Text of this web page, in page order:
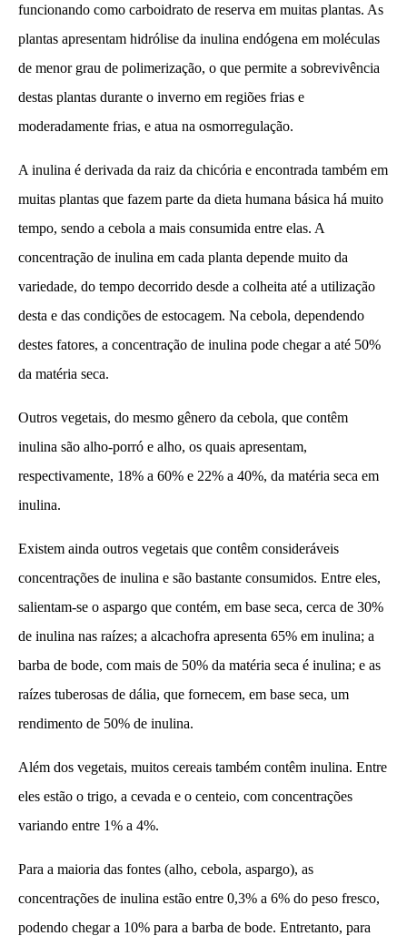
funcionando como carboidrato de reserva em muitas plantas. As
plantas apresentam hidrólise da inulina endógena em moléculas
de menor grau de polimerização, o que permite a sobrevivência
destas plantas durante o inverno em regiões frias e
moderadamente frias, e atua na osmorregulação.
A inulina é derivada da raiz da chicória e encontrada também em
muitas plantas que fazem parte da dieta humana básica há muito
tempo, sendo a cebola a mais consumida entre elas. A
concentração de inulina em cada planta depende muito da
variedade, do tempo decorrido desde a colheita até a utilização
desta e das condições de estocagem. Na cebola, dependendo
destes fatores, a concentração de inulina pode chegar a até 50%
da matéria seca.
Outros vegetais, do mesmo gênero da cebola, que contêm
inulina são alho-porró e alho, os quais apresentam,
respectivamente, 18% a 60% e 22% a 40%, da matéria seca em
inulina.
Existem ainda outros vegetais que contêm consideráveis
concentrações de inulina e são bastante consumidos. Entre eles,
salientam-se o aspargo que contém, em base seca, cerca de 30%
de inulina nas raízes; a alcachofra apresenta 65% em inulina; a
barba de bode, com mais de 50% da matéria seca é inulina; e as
raízes tuberosas de dália, que fornecem, em base seca, um
rendimento de 50% de inulina.
Além dos vegetais, muitos cereais também contêm inulina. Entre
eles estão o trigo, a cevada e o centeio, com concentrações
variando entre 1% a 4%.
Para a maioria das fontes (alho, cebola, aspargo), as
concentrações de inulina estão entre 0,3% a 6% do peso fresco,
podendo chegar a 10% para a barba de bode. Entretanto, para